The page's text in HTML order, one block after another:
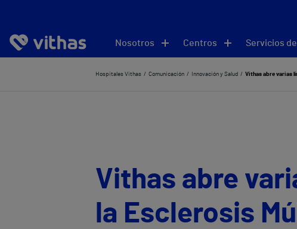
Nosotros Centros Servicios
Hospitales Vithas Comunicación Innovación y Salud Vithas abre varias
Vithas abre
la Esclerosis